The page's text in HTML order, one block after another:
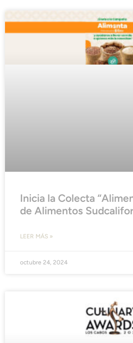
Inicia la Colecta
de Alimentos
LEER MÁS »
octubre 24, 2024